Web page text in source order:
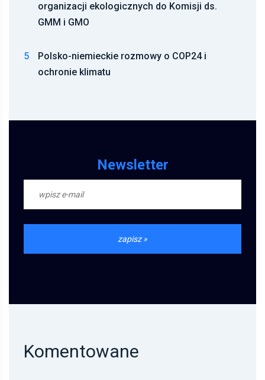
organizacji ekologicznych do Komisji ds.
GMM i GMO
5
Polsko-niemieckie rozmowy o COP24 i
ochronie klimatu
Newsletter
Komentowane